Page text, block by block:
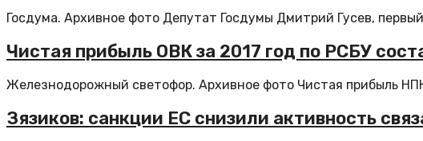
Госдума. Архивное фото Депутат Госдумы Дмитрий Гусев,
Чистая прибыль ОВК за 2017 год по РСБУ
Железнодорожный светофор. Архивное фото Чистая прибыль
Зязиков: санкции ЕС снизили активность